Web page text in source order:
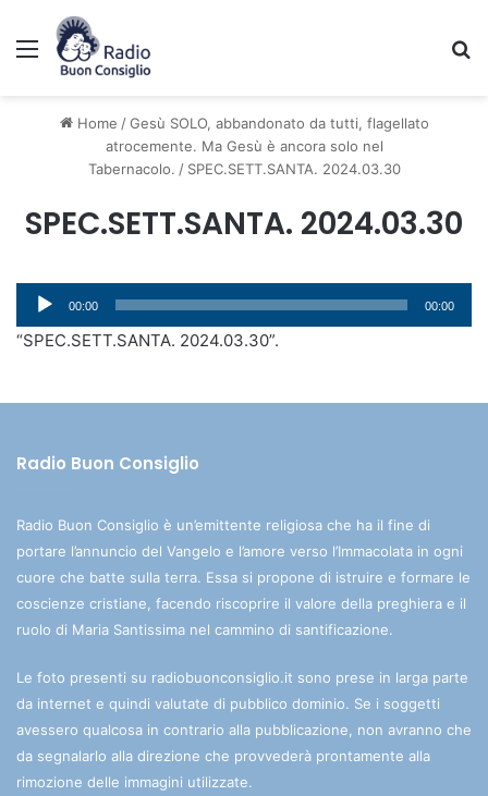
Menu
Home / Gesù SOLO, abbandonato da tutti, flagellato
atrocemente. Ma Gesù è ancora solo nel
Tabernacolo. / SPEC.SETT.SANTA. 2024.03.30
SPEC.SETT.SANTA. 2024.03.30
Audio
Player
00:00 00:00
“SPEC.SETT.SANTA. 2024.03.30”.
Radio Buon Consiglio
Radio Buon Consiglio è un’emittente religiosa che ha il fine di
portare l’annuncio del Vangelo e l’amore verso l’Immacolata in ogni
cuore che batte sulla terra. Essa si propone di istruire e formare le
coscienze cristiane, facendo riscoprire il valore della preghiera e il
ruolo di Maria Santissima nel cammino di santificazione.
Le foto presenti su radiobuonconsiglio.it sono prese in larga parte
da internet e quindi valutate di pubblico dominio. Se i soggetti
avessero qualcosa in contrario alla pubblicazione, non avranno che
da segnalarlo alla direzione che provvederà prontamente alla
rimozione delle immagini utilizzate.